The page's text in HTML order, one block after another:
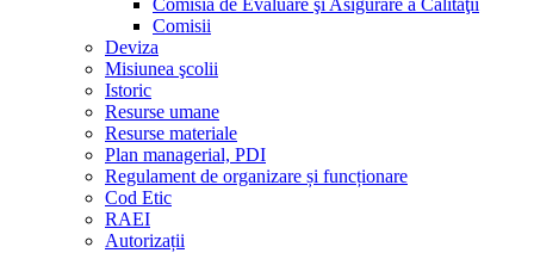
Comisia de Evaluare şi Asigurare a Calităţii
Comisii
Deviza
Misiunea şcolii
Istoric
Resurse umane
Resurse materiale
Plan managerial, PDI
Regulament de organizare și funcționare
Cod Etic
RAEI
Autorizații